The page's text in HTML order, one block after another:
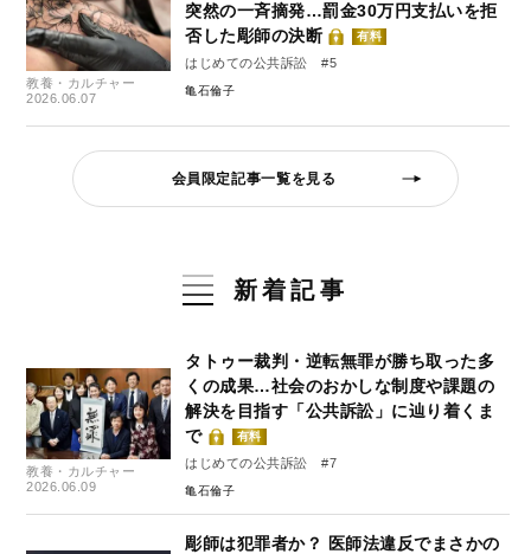
教養・カルチャー
2026.06.07
突然の一斉摘発…罰金30万円支払いを拒
否した彫師の決断
有料
はじめての公共訴訟 #5
亀石倫子
会員限定記事一覧を見る
新着記事
教養・カルチャー
2026.06.09
タトゥー裁判・逆転無罪が勝ち取った多
くの成果…社会のおかしな制度や課題の
解決を目指す「公共訴訟」に辿り着くま
で
有料
はじめての公共訴訟 #7
亀石倫子
彫師は犯罪者か？ 医師法違反でまさかの